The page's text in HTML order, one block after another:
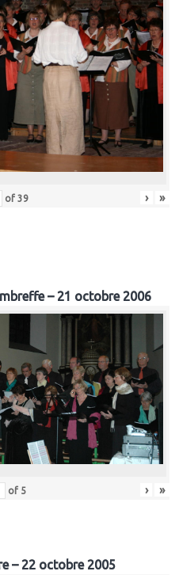
of 39 › »
– 21 octobre 2006
of 5 › »
– 22 octobre 2005